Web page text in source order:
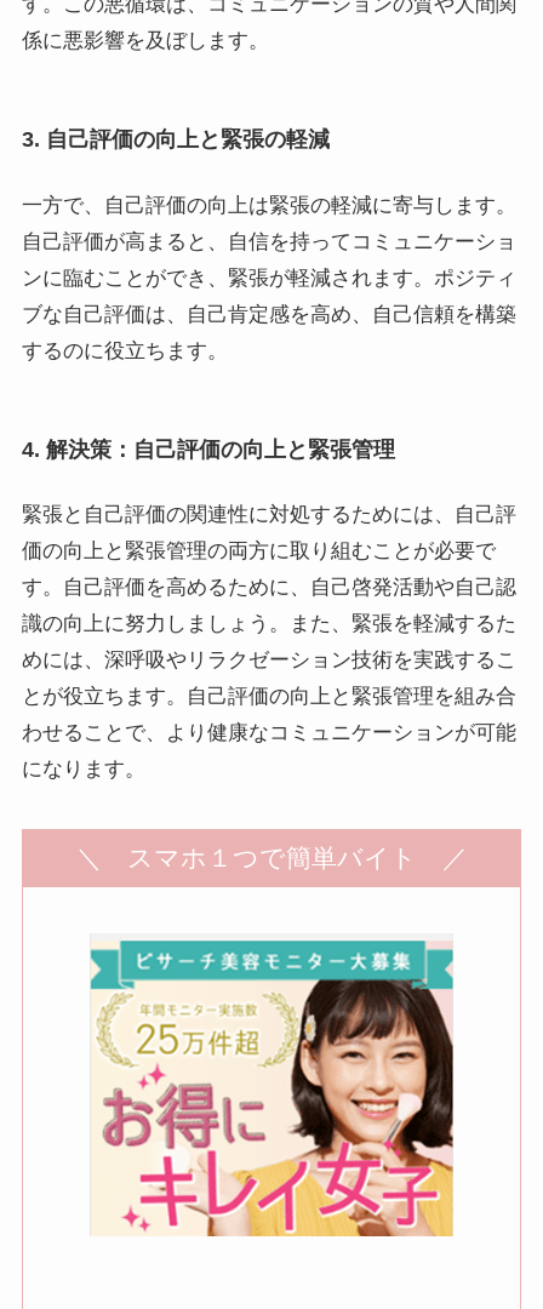
す。この悪循環は、コミュニケーションの質や人間関
係に悪影響を及ぼします。
3. 自己評価の向上と緊張の軽減
一方で、自己評価の向上は緊張の軽減に寄与します。
自己評価が高まると、自信を持ってコミュニケーショ
ンに臨むことができ、緊張が軽減されます。ポジティ
ブな自己評価は、自己肯定感を高め、自己信頼を構築
するのに役立ちます。
4. 解決策：自己評価の向上と緊張管理
緊張と自己評価の関連性に対処するためには、自己評
価の向上と緊張管理の両方に取り組むことが必要で
す。自己評価を高めるために、自己啓発活動や自己認
識の向上に努力しましょう。また、緊張を軽減するた
めには、深呼吸やリラクゼーション技術を実践するこ
とが役立ちます。自己評価の向上と緊張管理を組み合
わせることで、より健康なコミュニケーションが可能
になります。
＼ スマホ１つで簡単バイト ／